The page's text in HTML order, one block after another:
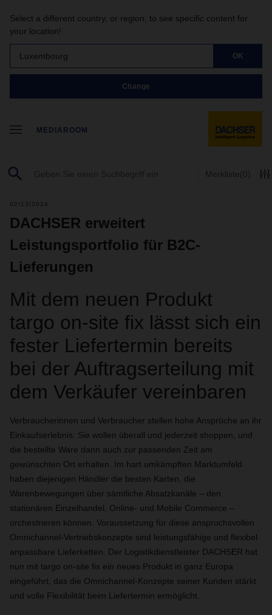
Select a different country, or region, to see specific content for
your location!
Luxembourg OK
Change
MEDIAROOM
Merkliste(0)
02/13/2024
DACHSER erweitert
Leistungsportfolio für B2C-
Lieferungen
Mit dem neuen Produkt
targo on-site fix lässt sich ein
fester Liefertermin bereits
bei der Auftragserteilung mit
dem Verkäufer vereinbaren
Verbraucherinnen und Verbraucher stellen hohe Ansprüche an ihr
Einkaufserlebnis: Sie wollen überall und jederzeit shoppen, und
die bestellte Ware dann auch zur passenden Zeit am
gewünschten Ort erhalten. Im hart umkämpften Marktumfeld
haben diejenigen Händler die besten Karten, die
Warenbewegungen über sämtliche Absatzkanäle – den
stationären Einzelhandel, Online- und Mobile Commerce –
orchestrieren können. Voraussetzung für diese anspruchsvollen
Omnichannel-Vertriebskonzepte sind leistungsfähige und flexibel
anpassbare Lieferketten. Der Logistikdienstleister DACHSER hat
nun mit targo on-site fix ein neues Produkt in ganz Europa
eingeführt, das die Omnichannel-Konzepte seiner Kunden stärkt
und volle Flexibilität beim Liefertermin ermöglicht.